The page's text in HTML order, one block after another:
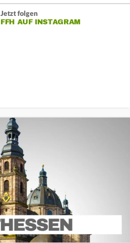
Jetzt folgen
FFH AUF INSTAGRAM